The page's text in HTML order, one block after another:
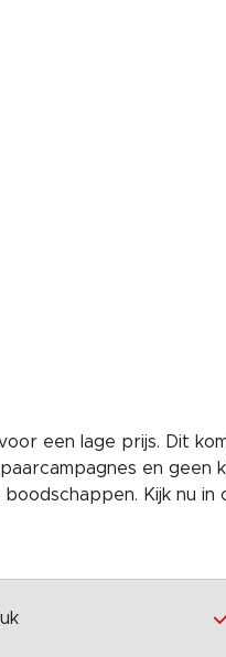
een lage prijs. Dit
en geen
Kijk nu in